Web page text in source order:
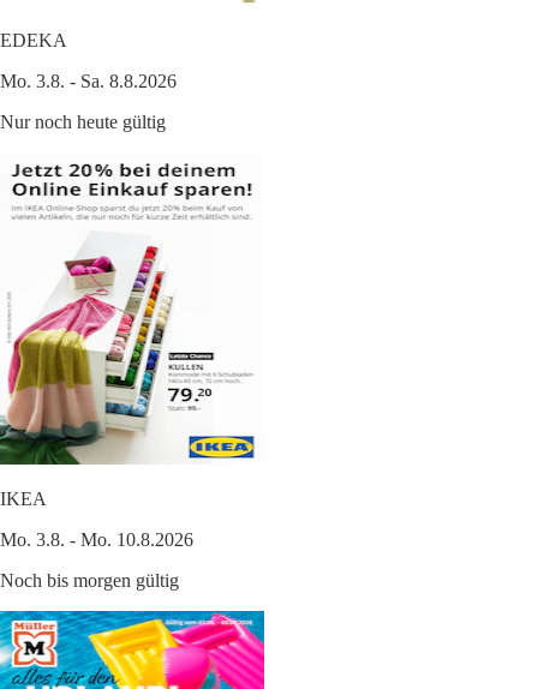
EDEKA
Mo. 3.8. - Sa. 8.8.2026
Nur noch heute gültig
IKEA
Mo. 3.8. - Mo. 10.8.2026
Noch bis morgen gültig